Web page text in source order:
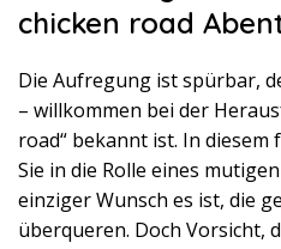
chicken road
Die Aufregung ist spürbar,
– willkommen bei der
road“ bekannt ist. In diesem
Sie in die Rolle eines
einziger Wunsch es ist, die
überqueren. Doch Vorsicht,